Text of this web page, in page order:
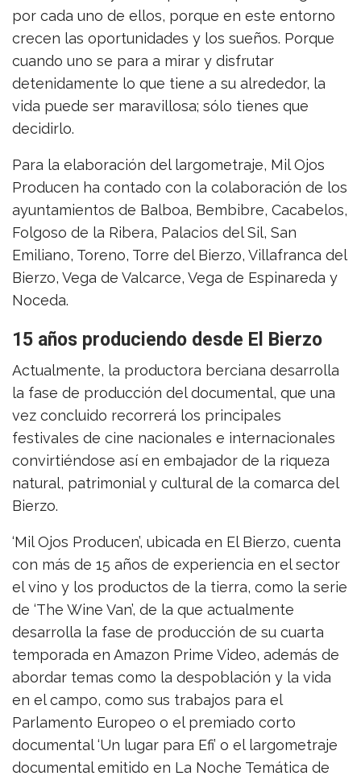
por cada uno de ellos, porque en este entorno
crecen las oportunidades y los sueños. Porque
cuando uno se para a mirar y disfrutar
detenidamente lo que tiene a su alrededor, la
vida puede ser maravillosa; sólo tienes que
decidirlo.
Para la elaboración del largometraje, Mil Ojos
Producen ha contado con la colaboración de los
ayuntamientos de Balboa, Bembibre, Cacabelos,
Folgoso de la Ribera, Palacios del Sil, San
Emiliano, Toreno, Torre del Bierzo, Villafranca del
Bierzo, Vega de Valcarce, Vega de Espinareda y
Noceda.
15 años produciendo desde El Bierzo
Actualmente, la productora berciana desarrolla
la fase de producción del documental, que una
vez concluido recorrerá los principales
festivales de cine nacionales e internacionales
convirtiéndose así en embajador de la riqueza
natural, patrimonial y cultural de la comarca del
Bierzo.
‘Mil Ojos Producen’, ubicada en El Bierzo, cuenta
con más de 15 años de experiencia en el sector
el vino y los productos de la tierra, como la serie
de ‘The Wine Van’, de la que actualmente
desarrolla la fase de producción de su cuarta
temporada en Amazon Prime Video, además de
abordar temas como la despoblación y la vida
en el campo, como sus trabajos para el
Parlamento Europeo o el premiado corto
documental ‘Un lugar para Efi’ o el largometraje
documental emitido en La Noche Temática de